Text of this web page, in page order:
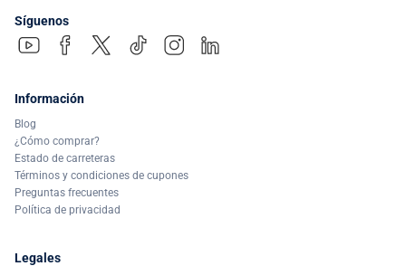
Síguenos
Información
Blog
¿Cómo comprar?
Estado de carreteras
Términos y condiciones de cupones
Preguntas frecuentes
Política de privacidad
Legales